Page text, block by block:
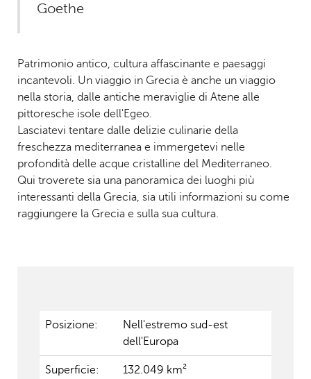
Goethe
Patrimonio antico, cultura affascinante e paesaggi
incantevoli. Un viaggio in Grecia è anche un viaggio
nella storia, dalle antiche meraviglie di Atene alle
pittoresche isole dell'Egeo.
Lasciatevi tentare dalle delizie culinarie della
freschezza mediterranea e immergetevi nelle
profondità delle acque cristalline del Mediterraneo.
Qui troverete sia una panoramica dei luoghi più
interessanti della Grecia, sia utili informazioni su come
raggiungere la Grecia e sulla sua cultura.
Posizione:
Nell'estremo sud-est
dell'Europa
Superficie: 132.049 km²